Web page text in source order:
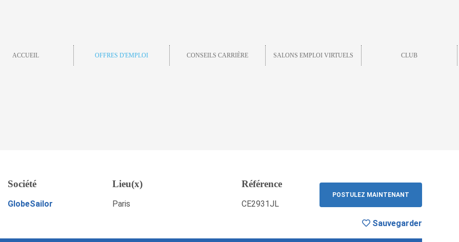
ACCUEIL OFFRES D'EMPLOI CONSEILS CARRIÈRE SALONS EMPLOI VIRTUELS CLUB
- Deutsch- und
Manager/in, Paris
POSTULEZ MAINTENANT Sauvegarder
Société
GlobeSailor
Lieu(x)
Paris
Référence
CE2931JL
POSTULEZ MAINTENANT
Sauvegarder